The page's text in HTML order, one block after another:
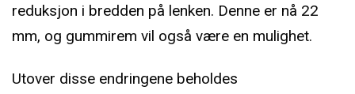
reduksjon i bredden på lenken. Denne er nå 22
mm, og gummirem vil også være en mulighet.
Utover disse endringene beholdes